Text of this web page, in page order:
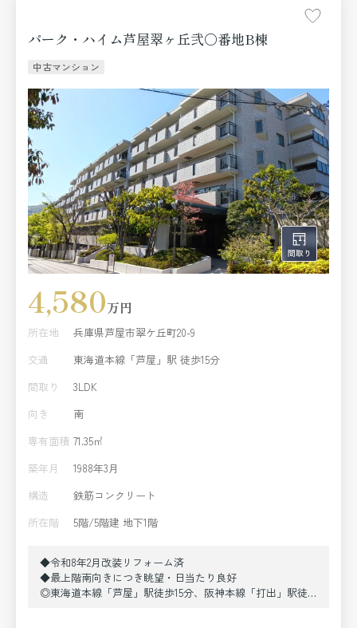
パーク・ハイム芦屋翠ヶ丘弐〇番地B棟
中古マンション
4,580万円
所在地
兵庫県芦屋市翠ケ丘町20-9
交通
東海道本線「芦屋」駅 徒歩15分
間取り
3LDK
向き
南
専有面積 71.35㎡
築年月
1988年3月
構造
鉄筋コンクリート
所在階
5階/5階建 地下1階
◆令和8年2月改装リフォーム済
◆最上階南向きにつき眺望・日当たり良好
◎東海道本線「芦屋」駅徒歩15分、阪神本線「打出」駅徒